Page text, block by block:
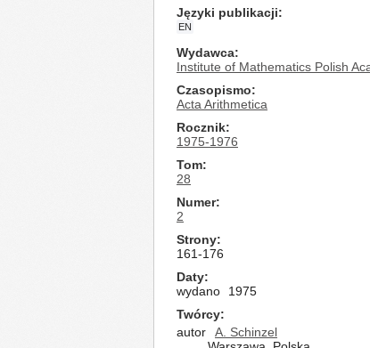
Języki publikacji
EN
Wydawca
Institute of Mathematics Polish
Czasopismo
Acta Arithmetica
Rocznik
1975-1976
Tom
28
Numer
2
Strony
161-176
Daty
wydano
1975
Twórcy
autor
A. Schinzel